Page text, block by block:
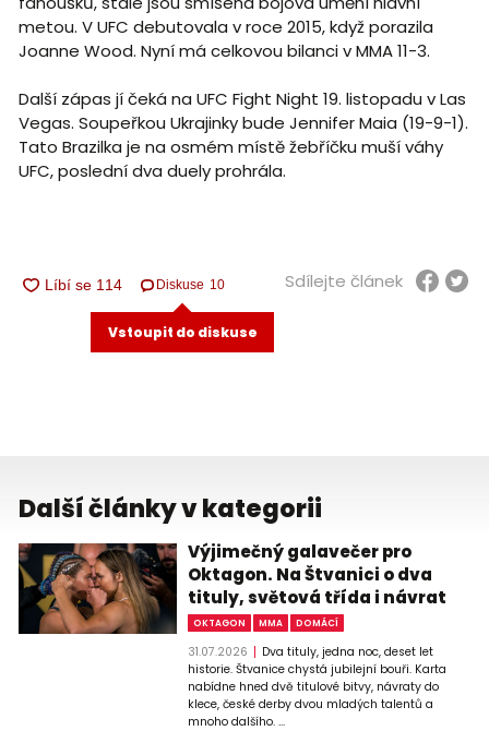
metou. V UFC debutovala v roce 2015, když porazila
Joanne Wood. Nyní má celkovou bilanci v MMA 11-3.
Další zápas jí čeká na UFC Fight Night 19. listopadu v Las
Vegas. Soupeřkou Ukrajinky bude Jennifer Maia (19-9-1).
Tato Brazilka je na osmém místě žebříčku muší váhy
UFC, poslední dva duely prohrála.
Diskuse 10
Vstoupit do diskuse
Sdílejte článek
Další články v kategorii
Výjimečný galavečer pro
Oktagon. Na Štvanici o dva
tituly, světová třída i návrat
OKTAGON MMA DOMÁCÍ
31.07.2026
Dva tituly, jedna noc, deset let
historie. Štvanice chystá jubilejní bouři. Karta
nabídne hned dvě titulové bitvy, návraty do
klece, české derby dvou mladých talentů a
mnoho dalšího. ...